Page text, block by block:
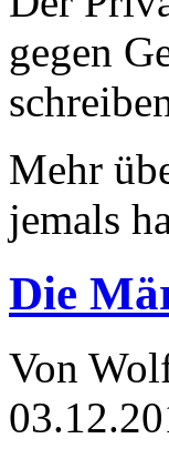
gegen
Mehr
jemals
Die
Von